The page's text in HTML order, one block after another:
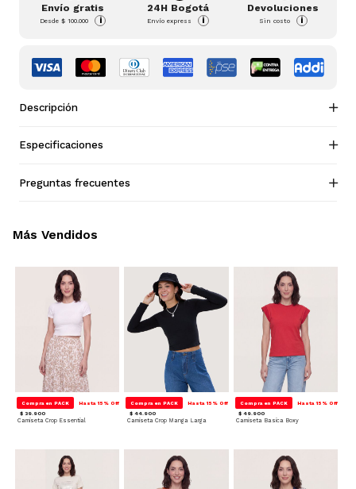
Envío gratis
Desde$ 100.000 i
24H Bogotá
Envío express i
Devoluciones
Sin costo i
Descripción
Especificaciones
Preguntas frecuentes
Compra en PACK Hasta 15% Off
$ 39.900
Camiseta Crop Essential
Compra en PACK Hasta 15% Off
$ 44.900
Camiseta Crop Manga Larga
Compra en PACK Hasta 15% Off
$ 49.900
Camiseta Basica Boxy
Más Vendidos